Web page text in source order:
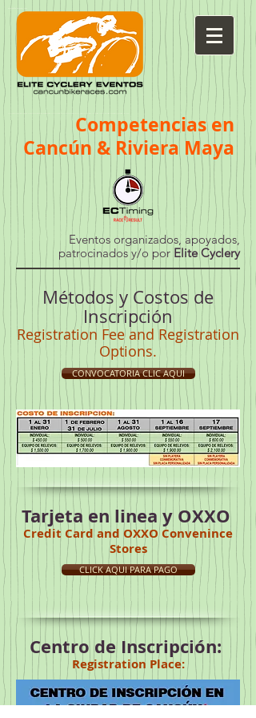
Competenciasen
Cancún & Riviera Maya
Eventos organizados, apoyados,
patrocinados y/o por Elite Cyclery
Métodos y Costos de
Inscripción
Registration Fee and Registration
Options.
CONVOCATORIA CLIC AQUI
Tarjeta en linea y OXXO
Credit Card and OXXO Convenince
Stores
CLICK AQUI PARA PAGO
Centro de Inscripción:
Registration Place: